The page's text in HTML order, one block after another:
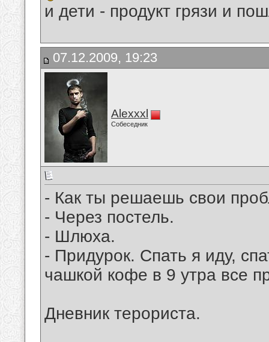
и дети - продукт грязи и
07.12.2009, 19:23
Alexxxl
Собеседник
- Как ты решаешь свои
- Через постель.
- Шлюха.
- Придурок. Спать я иду,
чашкой кофе в 9 утра все
Дневник терориста.